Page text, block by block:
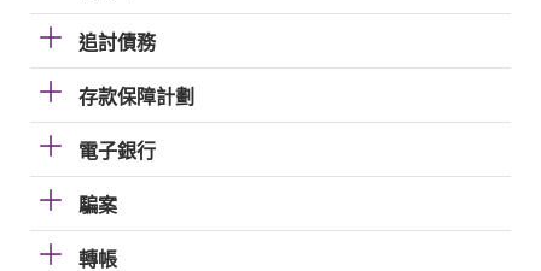
追討債務
存款保障計劃
電子銀行
騙案
轉帳